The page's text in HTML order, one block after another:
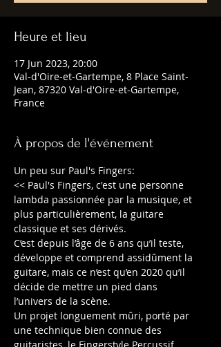
Heure et lieu
17 Jun 2023, 20:00
Val-d'Oire-et-Gartempe, 8 Place Saint-
Jean, 87320 Val-d'Oire-et-Gartempe,
France
À propos de l'événement
Un peu sur Paul's Fingers:
<< Paul's Fingers, c'est une personne
lambda passionnée par la musique, et
plus particulièrement, la guitare
classique et ses dérivés.
C’est depuis l’âge de 6 ans qu’il teste,
développe et comprend assidûment la
guitare, mais ce n’est qu’en 2020 qu’il
décide de mettre un pied dans
l’univers de la scène.
Un projet longuement mûri, porté par
une technique bien connue des